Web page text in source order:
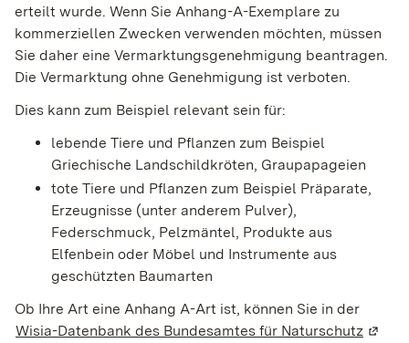
erteilt wurde. Wenn Sie Anhang-A-Exemplare zu
kommerziellen Zwecken verwenden möchten, müssen
Sie daher eine Vermarktungsgenehmigung beantragen.
Die Vermarktung ohne Genehmigung ist verboten.
Dies kann zum Beispiel relevant sein für:
lebende Tiere und Pflanzen zum Beispiel
Griechische Landschildkröten, Graupapageien
tote Tiere und Pflanzen zum Beispiel Präparate,
Erzeugnisse (unter anderem Pulver),
Federschmuck, Pelzmäntel, Produkte aus
Elfenbein oder Möbel und Instrumente aus
geschützten Baumarten
Ob Ihre Art eine Anhang A-Art ist, können Sie in der
Wisia-Datenbank des Bundesamtes für Naturschutz (Wird